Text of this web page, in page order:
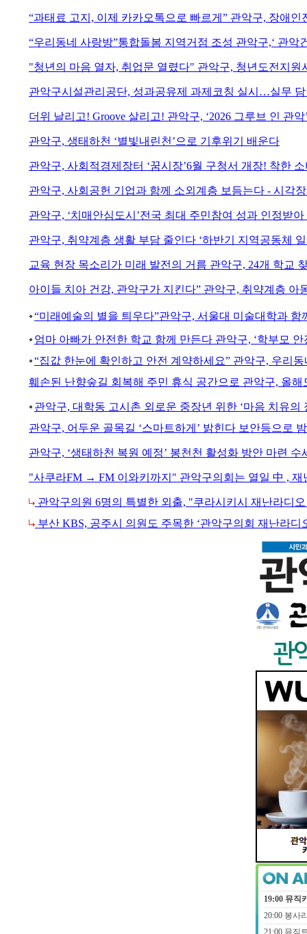
“과태료 고지, 이제 카카오톡으로 빠르게” 관악구, 장애
“우리동네 사랑방”통합돌봄 지역거점 조성 관악구,‘ 관악
"청년의 마음 열자, 취업문 열렸다" 관악구, 청년도전지원
관악구시설관리공단, 성과공유제 과제코칭 실시…실무
더위 날리고! Groove 살리고! 관악구, ‘2026 그루브 인 관악
관악구, 생태하천 ‘별빛내린천’으로 기후위기 배운다
관악구, 사회적경제장터 ‘꿈시장’6월 구청서 개장! 착한
관악구, 사회공헌 기업과 함께 소외계층 보듬는다 - 시각
관악구, ‘치매안심도시’전국 최대 주민참여 성과 인정받
관악구, 취약계층 생활 부담 줄인다 ‘하반기 지역공동체
교육 현장 목소리가 미래 발전의 거름 관악구, 24개 학교
아이들 치아 건강, 관악구가 지킨다” 관악구, 취약계층 아
“미래예술의 별을 틔우다”관악구, 서울대 미술대학과 함
엄마 아빠가 안전한 학교 함께 만든다 관악구, ‘학부모 안
“집값 한눈에 확인하고 안전 계약하세요” 관악구, 우리
훼손된 난향숲길 회복해 주민 휴식 공간으로 관악구, 올해
관악구, 대학동 고시촌 외로운 중장년 위한 ‘마음 치유의
관악구, 어두운 골목길 ‘스마트하게’ 밝힌다 보안등으로
관악구, ‘생태하천 복원 예정’ 봉천천 활성화 방안 마련
"사쿠라FM → FM 이와키까지" 관악구의회는 열일 中 , 재
관악구의원 6명의 특별한 외출, "쿠라시키시 재난라디
부산 KBS, 공주시 의원도 주목한 ‘관악구의회 재난라디